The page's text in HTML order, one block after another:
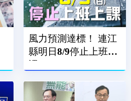
風力預測達標！ 連江
縣明日8/9停止上班上
課